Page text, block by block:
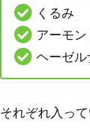
くるみ
アーモン
ヘーゼル
それぞれ入っ